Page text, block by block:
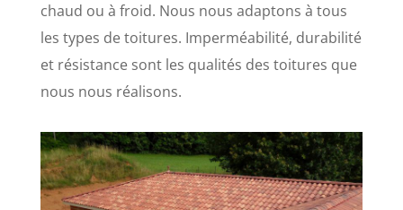
chaud ou à froid. Nous nous adaptons à tous
les types de toitures. Imperméabilité, durabilité
et résistance sont les qualités des toitures que
nous nous réalisons.